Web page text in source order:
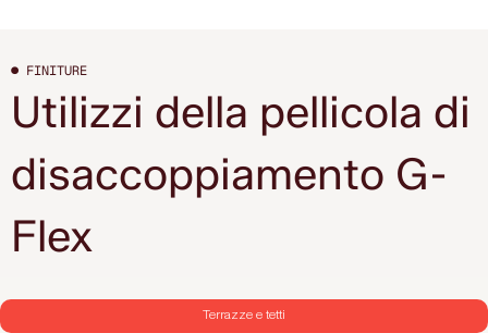
● FINITURE
Utilizzi della pellicola di
disaccoppiamento G-
Flex
Terrazze e tetti